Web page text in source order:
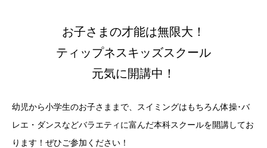
お子さまの才能は無限大！
ティップネスキッズスクール
元気に開講中！
幼児から小学生のお子さままで、スイミングはもちろん体操･バ
レエ・ダンスなどバラエティに富んだ本科スクールを開講してお
ります！ぜひご参加ください！